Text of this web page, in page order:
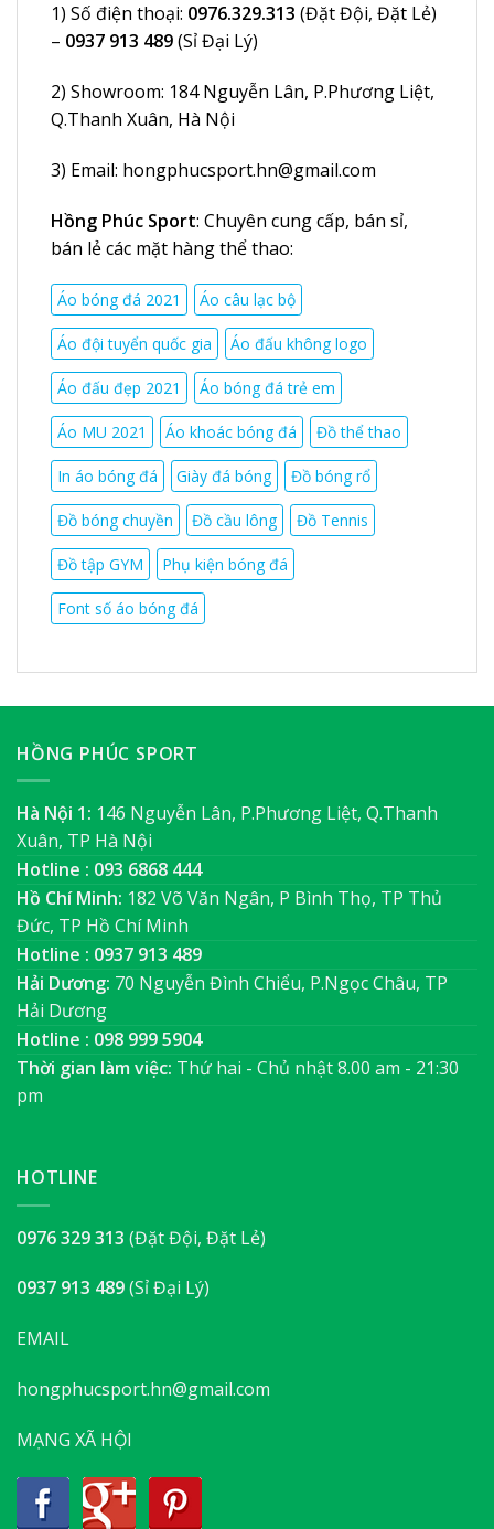
1) Số điện thoại: 0976.329.313 (Đặt Đội, Đặt Lẻ)
– 0937 913 489(Sỉ Đại Lý)
2) Showroom: 184 Nguyễn Lân, P.Phương Liệt,
Q.Thanh Xuân, Hà Nội
3) Email: hongphucsport.hn@gmail.com
Hồng Phúc Sport: Chuyên cung cấp, bán sỉ,
bán lẻ các mặt hàng thể thao:
Áo bóng đá 2021 Áo câu lạc bộ
Áo đội tuyển quốc gia Áo đấu không logo
Áo đấu đẹp 2021 Áo bóng đá trẻ em
Áo MU 2021 Áo khoác bóng đá Đồ thể thao
In áo bóng đá Giày đá bóng Đồ bóng rổ
Đồ bóng chuyền Đồ cầu lông Đồ Tennis
Đồ tập GYM Phụ kiện bóng đá
Font số áo bóng đá
HỒNG PHÚC SPORT
Hà Nội 1: 146 Nguyễn Lân, P.Phương Liệt, Q.Thanh
Xuân, TP Hà Nội
Hotline : 093 6868 444
Hồ Chí Minh: 182 Võ Văn Ngân, P Bình Thọ, TP Thủ
Đức, TP Hồ Chí Minh
Hotline : 0937 913 489
Hải Dương: 70 Nguyễn Đình Chiểu, P.Ngọc Châu, TP
Hải Dương
Hotline : 098 999 5904
Thời gian làm việc: Thứ hai - Chủ nhật 8.00 am - 21:30
pm
HOTLINE
0976 329 313 (Đặt Đội, Đặt Lẻ)
0937 913 489(Sỉ Đại Lý)
EMAIL
hongphucsport.hn@gmail.com
MẠNG XÃ HỘI